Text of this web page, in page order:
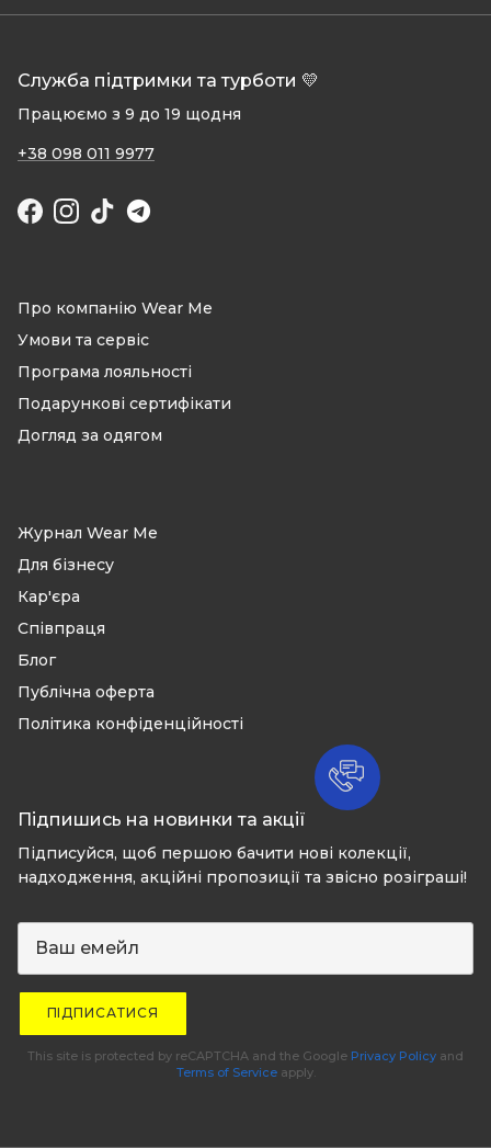
Служба підтримки та турботи 💛
Працюємо з 9 до 19 щодня
+38 098 011 9977
Facebook
Instagram
TikTok
Про компанію Wear Me
Умови та сервіс
Програма лояльності
Подарункові сертифікати
Догляд за одягом
Журнал Wear Me
Для бізнесу
Кар'єра
Співпраця
Блог
Публічна оферта
Політика конфіденційності
Підпишись на новинки та акції
Підписуйся, щоб першою бачити нові колекції,
надходження, акційні пропозиції та звісно розіграші!
ПІДПИСАТИСЯ
This site is protected by reCAPTCHA and the Google Privacy Policy and
Terms of Serviceapply.